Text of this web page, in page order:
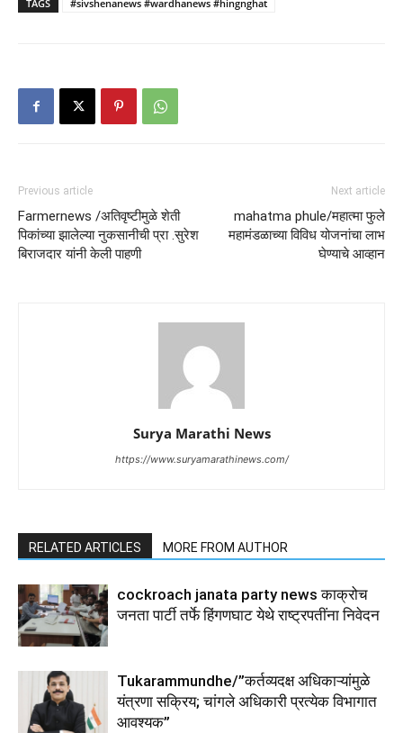
TAGS #sivshenanews #wardhanews #hingnghat
Previous article
Farmernews /अतिवृष्टीमुळे शेती
पिकांच्या झालेल्या नुकसानीची प्रा .सुरेश
बिराजदार यांनी केली पाहणी
Next article
mahatma phule/महात्मा फुले
महामंडळाच्या विविध योजनांचा लाभ
घेण्याचे आव्हान
Surya Marathi News
https://www.suryamarathinews.com/
RELATED ARTICLES MORE FROM AUTHOR
cockroach janata party news काक्रोच
जनता पार्टी तर्फे हिंगणघाट येथे राष्ट्रपतींना निवेदन
Tukarammundhe/”कर्तव्यदक्ष अधिकाऱ्यांमुळे
यंत्रणा सक्रिय; चांगले अधिकारी प्रत्येक विभागात
आवश्यक”